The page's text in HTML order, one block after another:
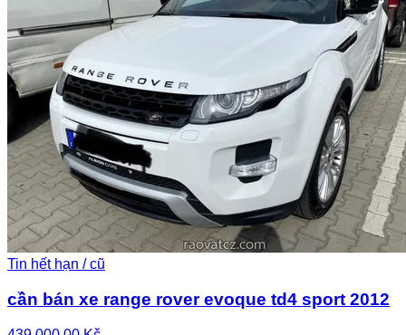
Tin hết hạn / cũ
cần bán xe range rover evoque td4 sport 2012